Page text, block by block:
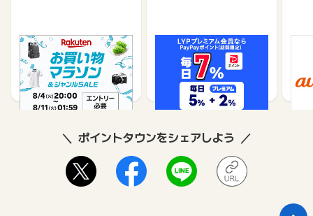
楽天市場
1%
Yahoo!ショッピング
1%
ポイントタウンをシェアしよう